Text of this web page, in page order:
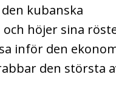
kubanska
höjer sina
inför den
den största